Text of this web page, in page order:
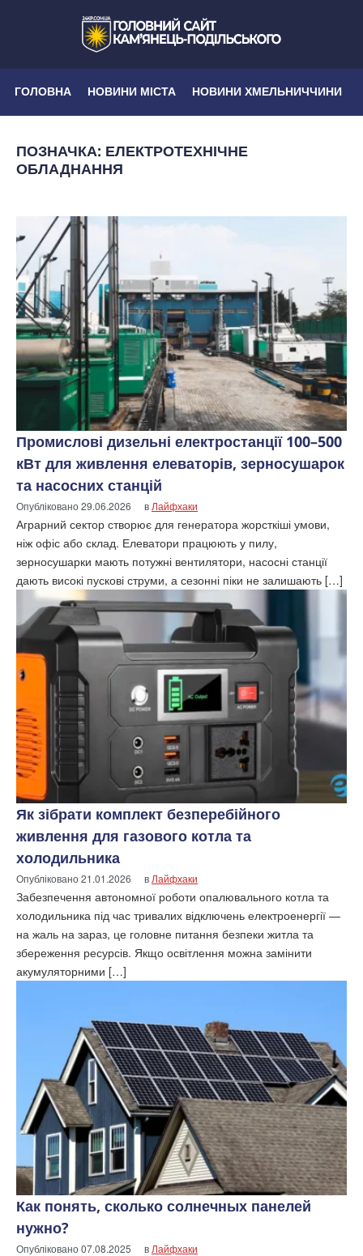
ГОЛОВНА НОВИНИ МІСТА НОВИНИ ХМЕЛЬНИЧЧИНИ
ПОЗНАЧКА: ЕЛЕКТРОТЕХНІЧНЕ
ОБЛАДНАННЯ
Промислові дизельні електростанції 100–500
кВт для живлення елеваторів, зерносушарок
та насосних станцій
Опубліковано29.06.2026 в Лайфхаки
Аграрний сектор створює для генератора жорсткіші умови,
ніж офіс або склад. Елеватори працюють у пилу,
зерносушарки мають потужні вентилятори, насосні станції
дають високі пускові струми, а сезонні піки не залишають […]
Як зібрати комплект безперебійного
живлення для газового котла та
холодильника
Опубліковано21.01.2026 в Лайфхаки
Забезпечення автономної роботи опалювального котла та
холодильника під час тривалих відключень електроенергії —
на жаль на зараз, це головне питання безпеки житла та
збереження ресурсів. Якщо освітлення можна замінити
акумуляторними […]
Как понять, сколько солнечных панелей
нужно?
Опубліковано07.08.2025 в Лайфхаки